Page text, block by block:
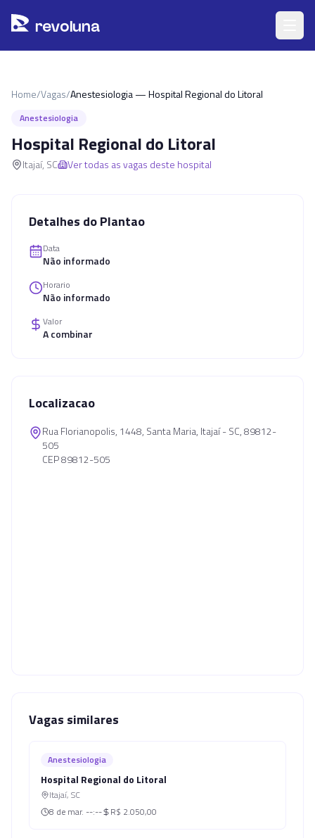
revoluna
Home/Vagas/Anestesiologia — Hospital Regional do Litoral
Anestesiologia
Hospital Regional do Litoral
Itajaí, SC Ver todas as vagas deste hospital
Detalhes do Plantao
Data
Não informado
Horario
Não informado
Valor
A combinar
Localizacao
Rua Florianopolis, 1448, Santa Maria, Itajaí - SC, 89812-
505
CEP 89812-505
Vagas similares
Anestesiologia
Hospital Regional do Litoral
Itajaí, SC
8 de mar. --:-- R$ 2.050,00